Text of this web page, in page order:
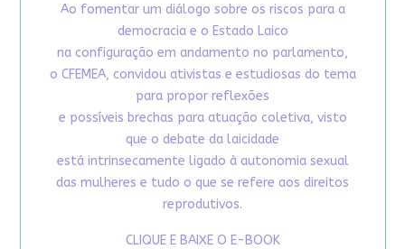
Ao fomentar um diálogo sobre os riscos para a
democracia e o Estado Laico
na configuração em andamento no parlamento,
o CFEMEA, convidou ativistas e estudiosas do tema
para propor reflexões
e possíveis brechas para atuação coletiva, visto
que o debate da laicidade
está intrinsecamente ligado à autonomia sexual
das mulheres e tudo o que se refere aos direitos
reprodutivos.
CLIQUE E BAIXE O E-BOOK